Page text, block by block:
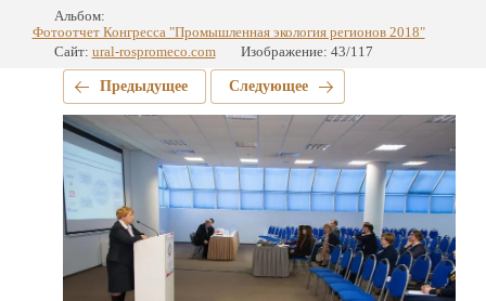
Альбом:
Фотоотчет Конгресса "Промышленная экология регионов 2018"
Сайт: ural-rospromeco.com Изображение: 43/117
Предыдущее Следующее